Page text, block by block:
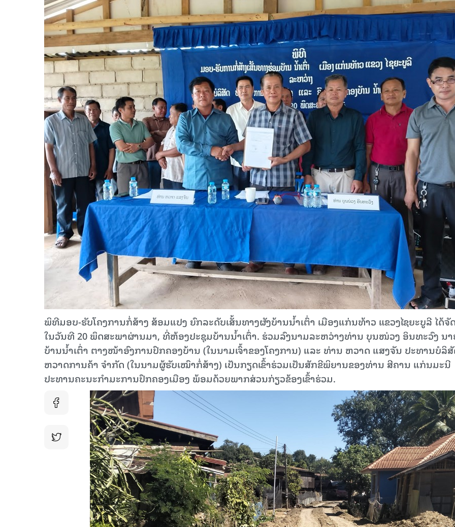
ພິທີມອບ-ຮັບໂຄງການກໍ່ສ້າງ ສ້ອມແປງ ຍົກລະດັບເສັ້ນທາງຜັງບ້ານນໍ້າເຕົ່າ ເມືອງແກ່ນທ້າວ ແຂວງໄຊຍະບູລີ ໄດ້ຈັ
ໃນວັນທີ 20 ພຶດສະພາຜ່ານມາ, ທີ່ຫ້ອງປະຊຸມບ້ານນໍ້າເຕົ່າ. ຮ່ວມລົງນາມລະຫວ່າງທ່ານ ບຸນໜ່ວງ ອິນທະວົງ ນ
ບ້ານນໍ້າເຕົ່າ ຕາງໜ້າອົງການປົກຄອງບ້ານ (ໃນນາມເຈົ້າຂອງໂຄງການ) ແລະ ທ່ານ ຫວາດ ແສງຈັນ ປະທານບໍລິ
ຫວາດການຄ້າ ຈຳກັດ (ໃນນາມຜູ້ຮັບເໝົາກໍ່ສ້າງ) ເປັນກຽດເຂົ້າຮ່ວມເປັນສັກຂີພິຍານຂອງທ່ານ ສີຄານ ແກ່ນມະນີ
ປະທານຄະນະກໍາມະການປົກຄອງເມືອງ ພ້ອມດ້ວຍພາກສ່ວນກ່ຽວຂ້ອງເຂົ້າຮ່ວມ.
15.040(07-08-